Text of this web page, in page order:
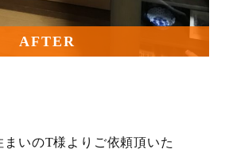
AFTER
いのT様よりご依頼頂いた